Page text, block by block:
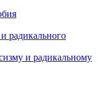
радикального
и радикальному